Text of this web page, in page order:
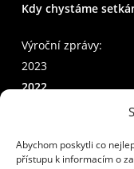
Abychom poskytli co
přístupu k informacím o
Kdy chystáme
Výroční zprávy:
2023
2022